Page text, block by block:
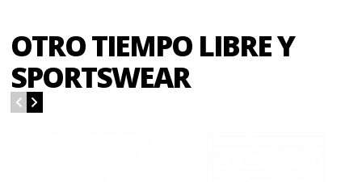
OTRO TIEMPO LIBRE Y
SPORTSWEAR